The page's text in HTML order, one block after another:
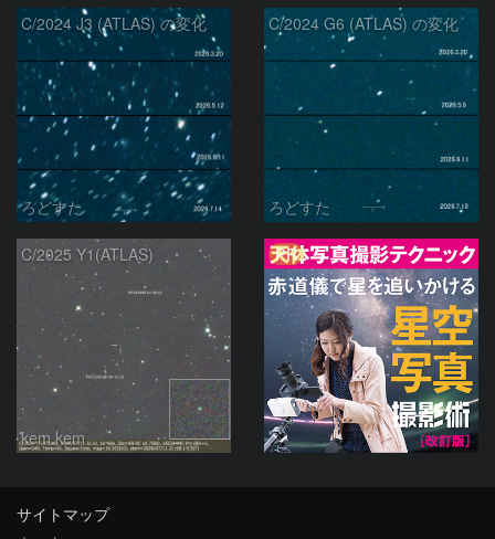
C/2024 J3 (ATLAS) の変化
ろどすた
C/2024 G6 (ATLAS) の変化
ろどすた
C/2025 Y1(ATLAS)
kem.kem
PR
サイトマップ